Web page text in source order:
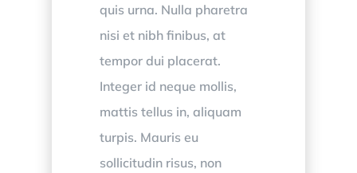
quis urna. Nulla pharetra
nisi et nibh finibus, at
tempor dui placerat.
Integer id neque mollis,
mattis tellus in, aliquam
turpis. Mauris eu
sollicitudin risus, non